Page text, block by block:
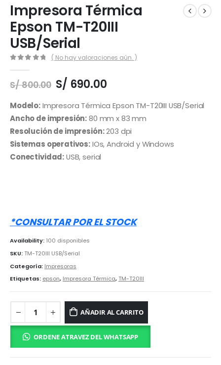
Impresora Térmica
Epson TM-T20III
USB/Serial
( No hay valoraciones aún. )
S/800.00 El
precio
original
era:
S/ 800.00.
S/ 690.00El
actual
es:
S/ 690.00.
Modelo:Impresora Térmica Epson TM-T20III USB/Serial
Ancho de impresión:80 mm x 83 mm
Resolución de impresión:203 dpi
Sistemas operativos:IOs, Android y Windows
Conectividad:USB, serial
*CONSULTAR POR EL STOCK
Availability: 100 disponibles
SKU:TM-T20III USB/Serial
Categoría: Impresoras
Etiquetas: epson, Impresora Térmica,TM-T20III
AÑADIR AL CARRITO
ORDENE ATRAVEZ DEL WHATSAPP